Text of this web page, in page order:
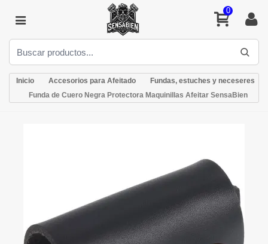
0
Inicio Accesorios para Afeitado
Fundas, estuches y neceseres
Funda de Cuero Negra Protectora Maquinillas Afeitar SensaBien